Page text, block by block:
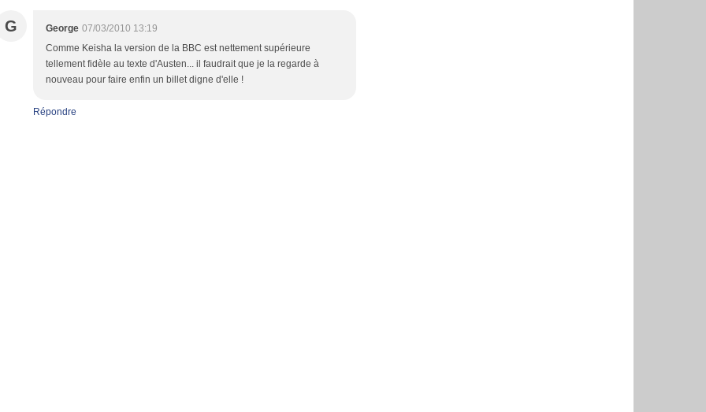
G George 07/03/2010 13:19
Comme Keisha la version de la BBC est nettement supérieure
tellement fidèle au texte d'Austen... il faudrait que je la regarde à
nouveau pour faire enfin un billet digne d'elle !
Répondre